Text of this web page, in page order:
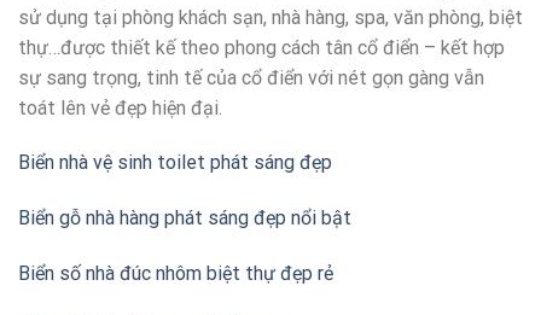
sử dụng tại phòng khách sạn, nhà hàng, spa, văn phòng, biệt
thự…được thiết kế theo phong cách tân cổ điển – kết hợp
sự sang trọng, tinh tế của cổ điển với nét gọn gàng vẫn
toát lên vẻ đẹp hiện đại.
Biển nhà vệ sinh toilet phát sáng đẹp
Biển gỗ nhà hàng phát sáng đẹp nổi bật
Biển số nhà đúc nhôm biệt thự đẹp rẻ